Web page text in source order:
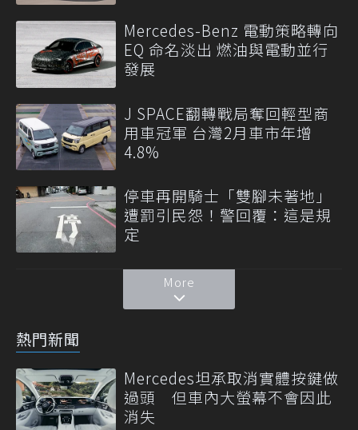
Mercedes-Benz 電動策略轉向
EQ 命名淡出 燃油與電動並行
發展
J SPACE翻轉戰局奪回輕型商
用車冠軍 台灣2月車市年增
4.8%
停車再開騎士「雙腳未著地」
遭罰引民怨！警回覆：這是規
定
More
熱門新聞
Mercedes坦承取消實體按鍵做
過頭 但車內大螢幕不會因此
消失